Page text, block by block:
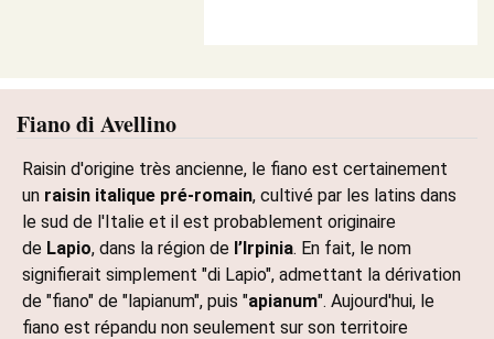
Fiano di Avellino
Raisin d'origine très ancienne, le fiano est certainement
un raisin italique pré-romain, cultivé par les latins dans
le sud de l'Italie et il est probablement originaire
de Lapio, dans la région de l’Irpinia. En fait, le nom
signifierait simplement "di Lapio", admettant la dérivation
de "fiano" de "lapianum", puis "apianum". Aujourd'hui, le
fiano est répandu non seulement sur son territoire